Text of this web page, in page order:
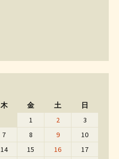
木 金 土 日
1 2
3
7 8 9
10
14 15 16
17